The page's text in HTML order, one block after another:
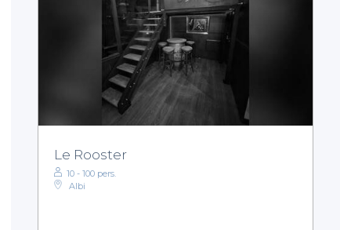
Le Rooster
10 - 100 pers.
Albi